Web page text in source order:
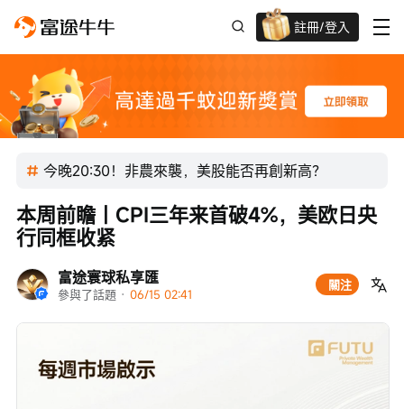
註冊/登入
迎新驚喜賞 股票/BTC等任你揀!
今晚20:30！非農來襲，美股能否再創新高？
富途寰球私享匯
參與了話題 · 06/15 02:41
關注
本周前瞻丨CPI三年来首破4%，美欧日央
行同框收紧